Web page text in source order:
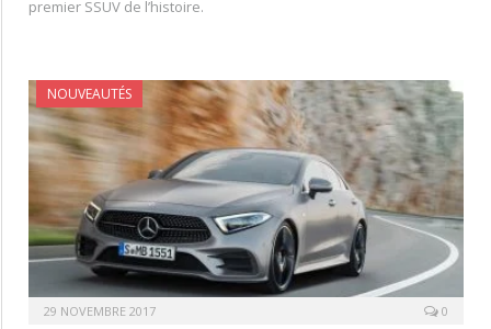
premier SSUV de l’histoire.
NOUVEAUTÉS
29 NOVEMBRE 2017 0